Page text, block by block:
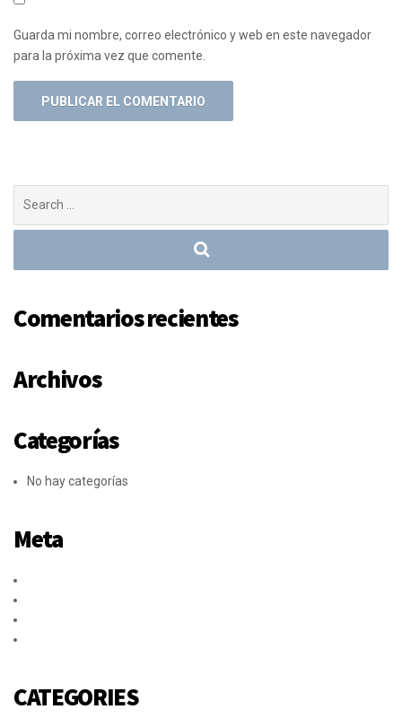
Guarda mi nombre, correo electrónico y web en este navegador
para la próxima vez que comente.
for:
Comentarios recientes
Archivos
Categorías
No hay categorías
Meta
CATEGORIES